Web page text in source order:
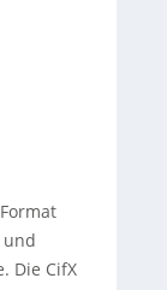
und
Die CifX